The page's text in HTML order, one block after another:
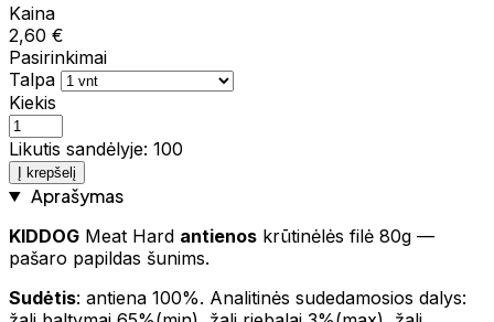
Kaina
2,60 €
Pasirinkimai
Talpa
Kiekis
Likutis sandėlyje: 100
Į krepšelį
Aprašymas
KIDDOG Meat Hard antienos krūtinėlės filė 80g —
pašaro papildas šunims.
Sudėtis: antiena 100%. Analitinės sudedamosios dalys: